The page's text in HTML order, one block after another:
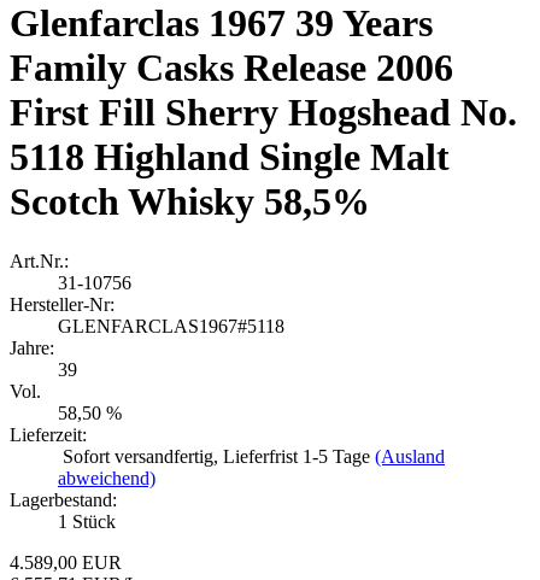
Glenfarclas 1967 39 Years
Family Casks Release 2006
First Fill Sherry Hogshead No.
5118 Highland Single Malt
Scotch Whisky 58,5%
Art.Nr.:
31-10756
Hersteller-Nr:
GLENFARCLAS1967#5118
Jahre:
39
Vol.
58,50 %
Lieferzeit:
Sofort versandfertig, Lieferfrist 1-5 Tage (Ausland
abweichend)
Lagerbestand:
1 Stück
4.589,00 EUR